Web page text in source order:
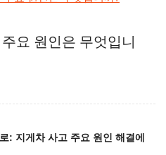
요 원인은 무엇입니
: 지게차 사고 주요 원인 해결에